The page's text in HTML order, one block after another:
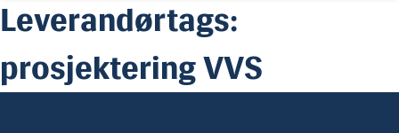
Leverandørtags:
prosjektering VVS